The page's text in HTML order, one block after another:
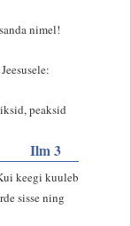
nimel!
peaksid
Ilm 3
keegi kuuleb
sisse ning